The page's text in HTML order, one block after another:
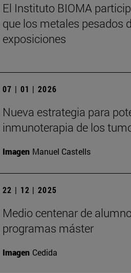
El Instituto BIOMA
que los metales pesados
exposiciones
07 | 01 | 2026
Nueva estrategia para
inmunoterapia de los
Imagen Manuel Castells
22 | 12 | 2025
Medio centenar de
programas máster
Imagen Cedida